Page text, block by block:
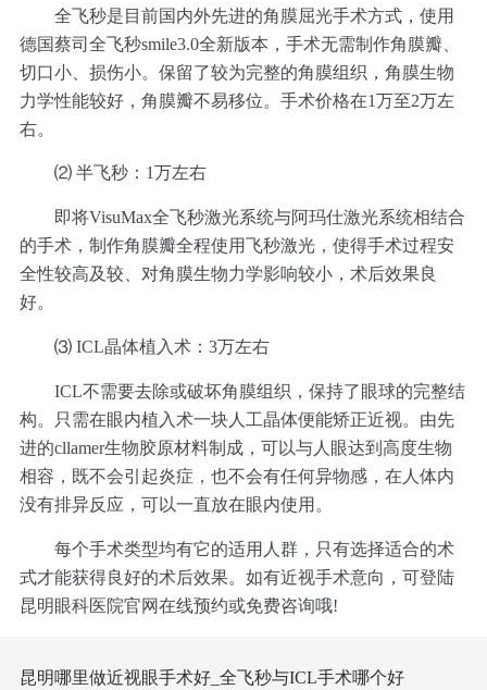
全飞秒是目前国内外先进的角膜屈光手术方式，使用
德国蔡司全飞秒smile3.0全新版本，手术无需制作角膜瓣、
切口小、损伤小。保留了较为完整的角膜组织，角膜生物
力学性能较好，角膜瓣不易移位。手术价格在1万至2万左
右。
⑵ 半飞秒：1万左右
即将VisuMax全飞秒激光系统与阿玛仕激光系统相结合
的手术，制作角膜瓣全程使用飞秒激光，使得手术过程安
全性较高及较、对角膜生物力学影响较小，术后效果良
好。
⑶ ICL晶体植入术：3万左右
ICL不需要去除或破坏角膜组织，保持了眼球的完整结
构。只需在眼内植入术一块人工晶体便能矫正近视。由先
进的cllamer生物胶原材料制成，可以与人眼达到高度生物
相容，既不会引起炎症，也不会有任何异物感，在人体内
没有排异反应，可以一直放在眼内使用。
每个手术类型均有它的适用人群，只有选择适合的术
式才能获得良好的术后效果。如有近视手术意向，可登陆
昆明眼科医院官网在线预约或免费咨询哦!
昆明哪里做近视眼手术好_全飞秒与ICL手术哪个好